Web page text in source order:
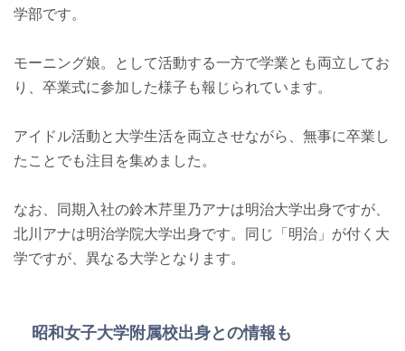
学部です。
モーニング娘。として活動する一方で学業とも両立してお
り、卒業式に参加した様子も報じられています。
アイドル活動と大学生活を両立させながら、無事に卒業し
たことでも注目を集めました。
なお、同期入社の鈴木芹里乃アナは明治大学出身ですが、
北川アナは明治学院大学出身です。同じ「明治」が付く大
学ですが、異なる大学となります。
昭和女子大学附属校出身との情報も